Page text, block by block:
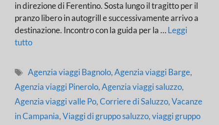
in direzione di Ferentino. Sosta lungo il tragitto per il
pranzo libero in autogrill e successivamente arrivo a
destinazione. Incontro con la guida per la …Leggi
tutto
Tag
Agenzia viaggi Bagnolo,Agenzia viaggi Barge,
Agenzia viaggi Pinerolo,Agenzia viaggi saluzzo,
Agenzia viaggi valle Po,Corriere di Saluzzo,Vacanze
in Campania,Viaggi di gruppo saluzzo,viaggi gruppo